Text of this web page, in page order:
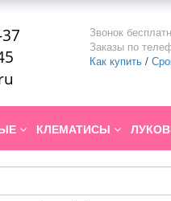
Звонок
Заказы по
Как купить /
КЛЕМАТИСЫ